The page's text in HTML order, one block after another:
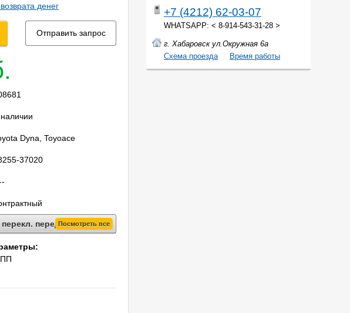
денег
Отправить запрос
Dyna, Toyoace
37020
передачПосмотреть все
+7 (4212) 62-03-07
WHATSAPP: < 8-914-543-31-28 >
г. Хабаровск ул.Окружная 6а
Cхема проезда
Время работы